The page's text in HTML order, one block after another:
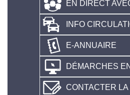
EN DIRECT
INFO
E-ANNUAIRE
DÉMARCHES
CONTACTER LA